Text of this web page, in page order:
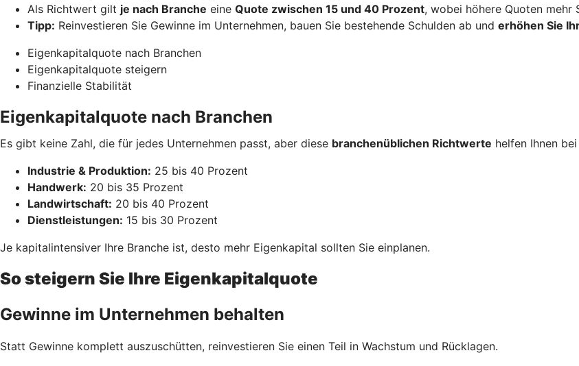
Als Richtwert gilt je nach Branche eine Quote zwischen 15 und 40 Prozent, wobei höhere Quoten mehr
Tipp: Reinvestieren Sie Gewinne im Unternehmen, bauen Sie bestehende Schulden ab und erhöhen Sie
Eigenkapitalquote nach Branchen
Eigenkapitalquote steigern
Finanzielle Stabilität
Eigenkapitalquote nach Branchen
Es gibt keine Zahl, die für jedes Unternehmen passt, aber diese branchenüblichen Richtwerte helfen Ihnen
Industrie & Produktion: 25 bis 40 Prozent
Handwerk: 20 bis 35 Prozent
Landwirtschaft: 20 bis 40 Prozent
Dienstleistungen: 15 bis 30 Prozent
Je kapitalintensiver Ihre Branche ist, desto mehr Eigenkapital sollten Sie einplanen.
So steigern Sie Ihre Eigenkapitalquote
Gewinne im Unternehmen behalten
Statt Gewinne komplett auszuschütten, reinvestieren Sie einen Teil in Wachstum und Rücklagen.